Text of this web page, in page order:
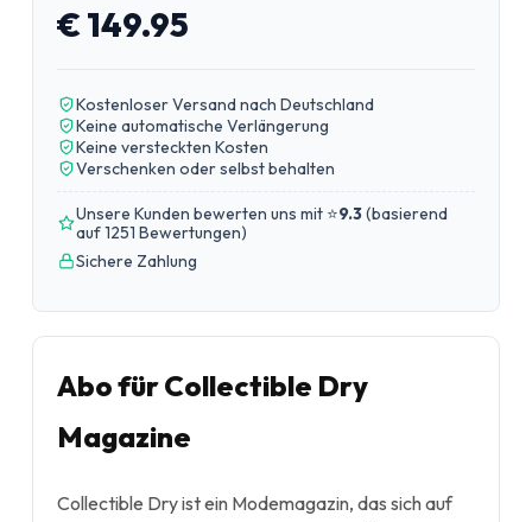
€ 149.95
Kostenloser Versand nach Deutschland
Keine automatische Verlängerung
Keine versteckten Kosten
Verschenken oder selbst behalten
Unsere Kunden bewerten uns mit ⭐9.3(basierend
auf 1251 Bewertungen)
Sichere Zahlung
Abo für Collectible Dry
Magazine
Collectible Dry ist ein Modemagazin, das sich auf